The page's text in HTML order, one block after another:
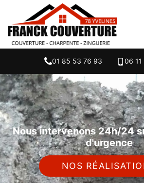
01 85 53 76 93 06
Nous intervenons 24h/24
d'urgence
NOS